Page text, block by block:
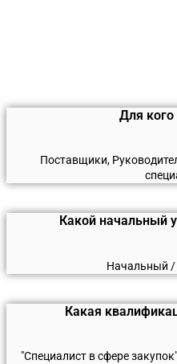
Для кого
Поставщики,
Какой начальный
Начальный /
Какая
"Специалист в сфере